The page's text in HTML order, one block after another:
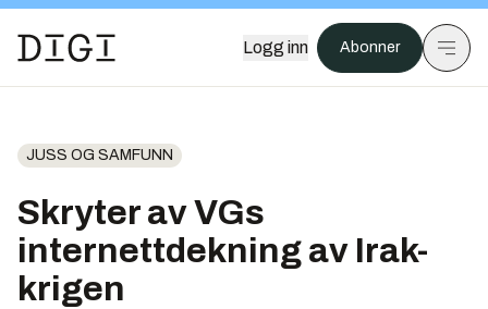
Logg inn Abonner
JUSS OG SAMFUNN
Skryter av VGs
internettdekning av Irak-
krigen